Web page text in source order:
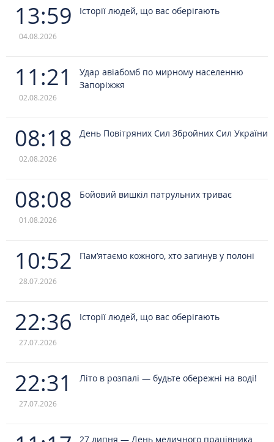
13:59
04.08.2026
Історії людей, що вас оберігають
11:21
02.08.2026
Удар авіабомб по мирному населенню
Запоріжжя
08:18
02.08.2026
День Повітряних Сил Збройних Сил України
08:08
01.08.2026
Бойовий вишкіл патрульних триває
10:52
28.07.2026
Пам’ятаємо кожного, хто загинув у полоні
22:36
27.07.2026
Історії людей, що вас оберігають
22:31
27.07.2026
Літо в розпалі — будьте обережні на воді!
27 липня — День медичного працівника